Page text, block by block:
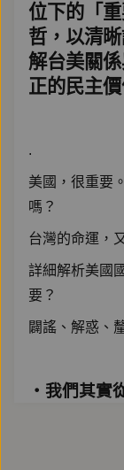
位下的「
哲，以清
解台美關
正的民主價
.
美國，很重要
嗎？
台灣的命運，
詳細解析美國
要？
闢謠、解惑、
‧我們其實